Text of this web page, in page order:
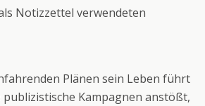
Notizzettel verwendeten
Plänen sein Leben führt
Kampagnen anstößt,